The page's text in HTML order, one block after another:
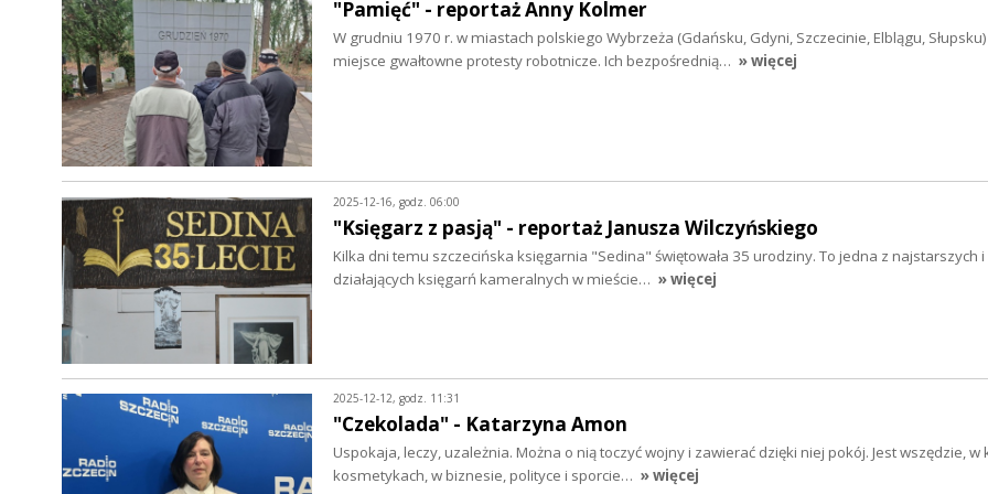
"Pamięć" - reportaż Anny Kolmer
W grudniu 1970 r. w miastach polskiego Wybrzeża (Gdańsku, Gdyni, Szczecinie, Elblągu, Słupsku)
miejsce gwałtowne protesty robotnicze. Ich bezpośrednią… » więcej
2025-12-16, godz. 06:00
"Księgarz z pasją" - reportaż Janusza Wilczyńskiego
Kilka dni temu szczecińska księgarnia "Sedina" świętowała 35 urodziny. To jedna z najstarszych i
działających księgarń kameralnych w mieście… » więcej
2025-12-12, godz. 11:31
"Czekolada" - Katarzyna Amon
Uspokaja, leczy, uzależnia. Można o nią toczyć wojny i zawierać dzięki niej pokój. Jest wszędzie, w
kosmetykach, w biznesie, polityce i sporcie… » więcej